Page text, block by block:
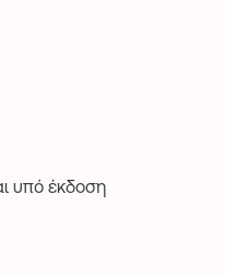
υπό έκδοση